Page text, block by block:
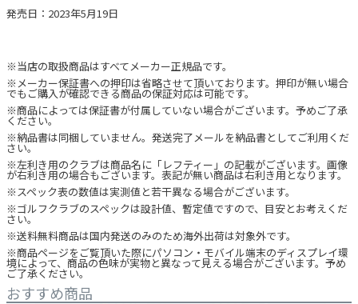
発売日：2023年5月19日
※当店の取扱商品はすべてメーカー正規品です。
※メーカー保証書への押印は省略させて頂いております。押印が無い場合
でもご購入が確認できる商品の保証対応は可能です。
※商品によっては保証書が付属していない場合がございます。予めご了承
ください。
※納品書は同梱していません。発送完了メールを納品書としてご利用くだ
さい。
※左利き用のクラブは商品名に「レフティー」の記載がございます。画像
が右利き用の場合もございます。表記が無い商品は右利き用となります。
※スペック表の数値は実測値と若干異なる場合がございます。
※ゴルフクラブのスペックは設計値、暫定値ですので、目安とお考えくだ
さい。
※送料無料商品は国内発送のみのため海外出荷は対象外です。
※商品ページをご覧頂いた際にパソコン・モバイル端末のディスプレイ環
境によって、商品の色味が実物と異なって見える場合がございます。予め
ご了承ください。
おすすめ商品